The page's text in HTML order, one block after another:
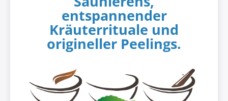
entspannender
Kräuterrituale und
origineller Peelings.